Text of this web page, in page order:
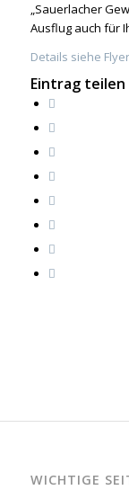
„Sauerlacher
Ausflug auch für
Details siehe
Eintrag teilen
WICHTIGE